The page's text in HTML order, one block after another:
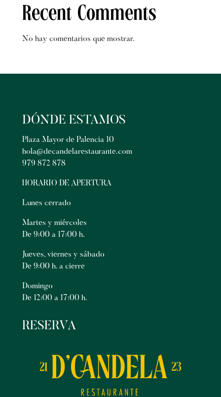
Recent Comments
No hay comentarios que mostrar.
DÓNDE ESTAMOS
Plaza Mayor de Palencia 10
hola@decandelarestaurante.com
979 872 878
HORARIO DE APERTURA
Lunes cerrado
Martes y miércoles
De 9:00 a 17:00 h.
Jueves, viernes y sábado
De 9:00 h. a cierre
Domingo
De 12:00 a 17:00 h.
RESERVA